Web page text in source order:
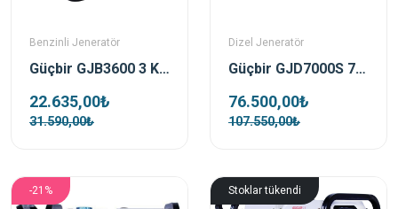
Benzinli Jeneratör
Güçbir GJB3600 3 Kva Benzinli İpli Portatif Jeneratör
22.635,00₺
31.590,00₺
Dizel Jeneratör
Güçbir GJD7000S 7 Kva Kabinli Dizel Portatif Jeneratör
76.500,00₺
107.550,00₺
-21% Stoklar tükendi